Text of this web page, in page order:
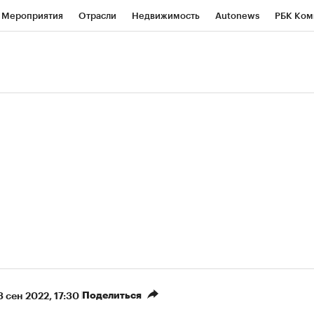
Мероприятия Отрасли Недвижимость Autonews РБК
сен 2022, 17:30 Поделиться